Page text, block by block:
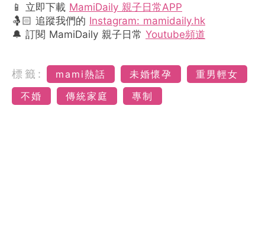
📱 立即下載 MamiDaily 親子日常APP
🤱🏻 追蹤我們的 Instagram: mamidaily.hk
🔔 訂閱 MamiDaily 親子日常 Youtube頻道
標籤: mami熱話 未婚懷孕
重男輕女
不婚
傳統家庭 專制